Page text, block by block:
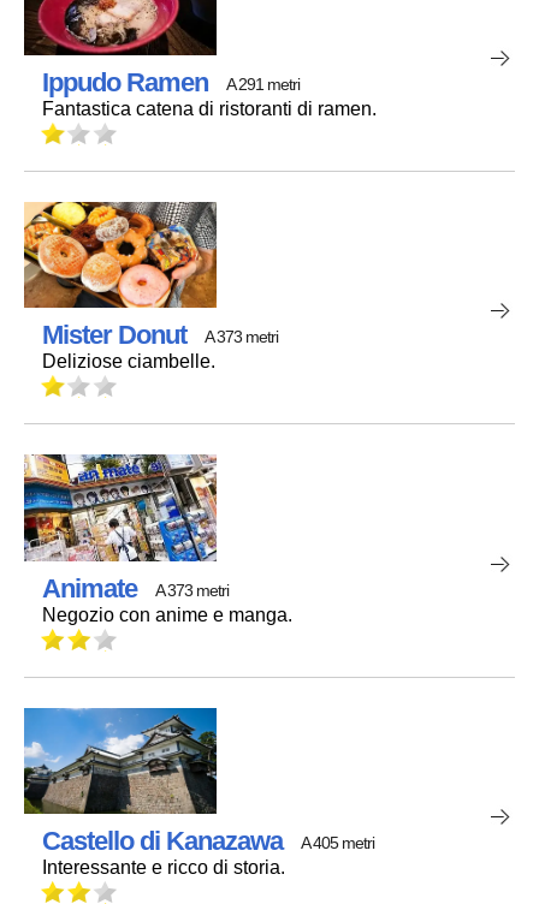
Ippudo Ramen A 291 metri
Fantastica catena di ristoranti di ramen.
Mister Donut A 373 metri
Deliziose ciambelle.
Animate A 373 metri
Negozio con anime e manga.
Castello di Kanazawa A 405 metri
Interessante e ricco di storia.